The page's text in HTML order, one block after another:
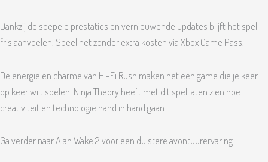
Dankzij de soepele prestaties en vernieuwende updates blijft het spel
fris aanvoelen. Speel het zonder extra kosten via Xbox Game Pass.
De energie en charme van Hi-Fi Rush maken het een game die je keer
op keer wilt spelen. Ninja Theory heeft met dit spel laten zien hoe
creativiteit en technologie hand in hand gaan.
Ga verder naar Alan Wake 2 voor een duistere avontuurervaring.